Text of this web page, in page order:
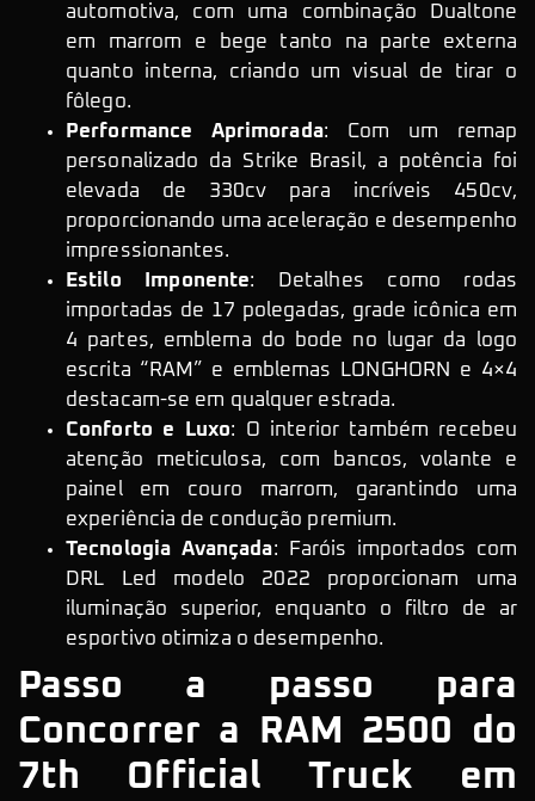
automotiva, com uma combinação Dualtone
em marrom e bege tanto na parte externa
quanto interna, criando um visual de tirar o
fôlego.
Performance Aprimorada: Com um remap
personalizado da Strike Brasil, a potência foi
elevada de 330cv para incríveis 450cv,
proporcionando uma aceleração e desempenho
impressionantes.
Estilo Imponente: Detalhes como rodas
importadas de 17 polegadas, grade icônica em
4 partes, emblema do bode no lugar da logo
escrita “RAM” e emblemas LONGHORN e 4×4
destacam-se em qualquer estrada.
Conforto e Luxo: O interior também recebeu
atenção meticulosa, com bancos, volante e
painel em couro marrom, garantindo uma
experiência de condução premium.
Tecnologia Avançada: Faróis importados com
DRL Led modelo 2022 proporcionam uma
iluminação superior, enquanto o filtro de ar
esportivo otimiza o desempenho.
Passo a passo para
Concorrer a RAM 2500 do
7th Official Truck em